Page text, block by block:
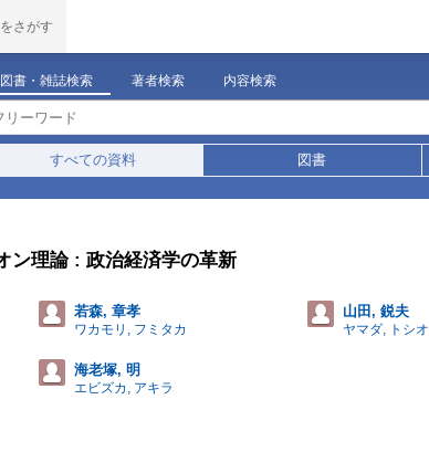
さがす
図書・雑誌検索 著者検索 内容検索
すべての資料 図書
ン理論 : 政治経済学の革新
若森, 章孝
ワカモリ, フミタカ
山田, 鋭夫
ヤマダ, トシオ
海老塚, 明
エビズカ, アキラ